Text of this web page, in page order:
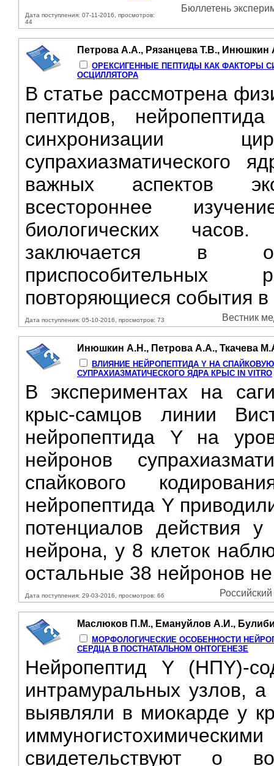
Дата поступления: 07-11-2016, просмотров:
44
Бюллетень
Петрова А.А., Рязанцева Т.В., Инюшкин
ОРЕКСИГЕННЫЕ ПЕПТИДЫ КАК ФАКТОРЫ
ОСЦИЛЛЯТОРА
В статье рассмотрена
пептидов,
синхронизации
супрахиазматического
важных аспектов
всестороннее
биологических
заключается в
повторяющиеся события
Дата поступления: 05-10-2016, просмотров: 73 Вестник
Инюшкин А.Н., Петрова А.А., Ткачева
ВЛИЯНИЕ НЕЙРОПЕПТИДА Y НА
СУПРАХИАЗМАТИЧЕСКОГО ЯДРА КРЫС IN VITRO
В экспериментах на
крыс-самцов линии
нейропептида Y на
нейронов
спайкового
нейропептида Y
потенциалов действия
нейрона, у 8 клеток
остальные 38 нейронов
Дата поступления: 29-03-2016, просмотров: 66
Маслюков П.М., Емануйлов А.И.,
МОРФОЛОГИЧЕСКИЕ ОСОБЕННОСТИ
СЕРДЦА В ПОСТНАТАЛЬНОМ ОНТОГЕНЕЗЕ
Нейропептид Y (НПY)-
интрамуральных узлов,
выявляли в миокарде у
свидетельствуют о